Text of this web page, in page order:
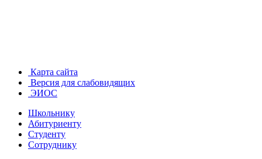
Карта сайта
Версия для слабовидящих
ЭИОС
Школьнику
Абитуриенту
Студенту
Сотруднику